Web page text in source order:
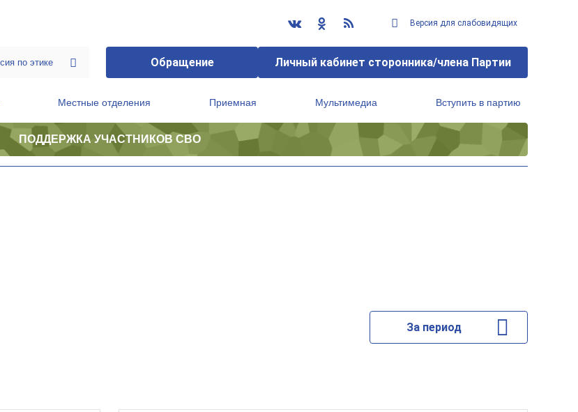
Версия для слабовидящих
Обращение Личный кабинет сторонника/члена Партии
Местные отделения Приемная Мультимедиа Вступить в партию
ПОДДЕРЖКА УЧАСТНИКОВ СВО
За период